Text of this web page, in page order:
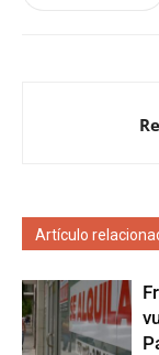
Artículo